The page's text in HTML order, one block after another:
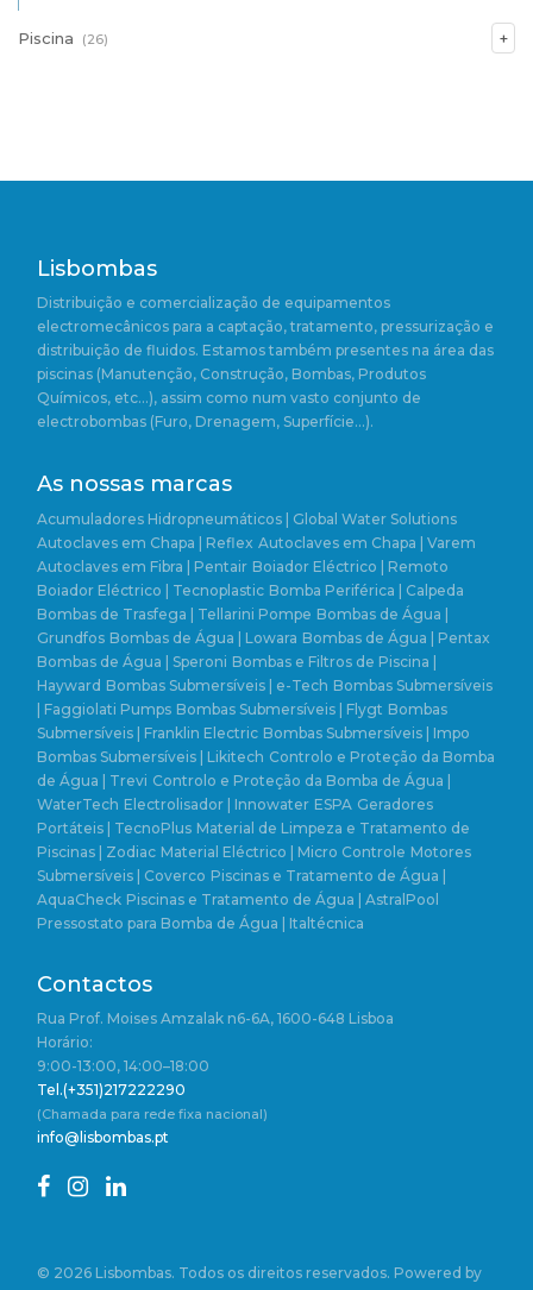
Piscina (26)
Lisbombas
Distribuição e comercialização de equipamentos
electromecânicos para a captação, tratamento, pressurização e
distribuição de fluidos. Estamos também presentes na área das
piscinas (Manutenção, Construção, Bombas, Produtos
Químicos, etc…), assim como num vasto conjunto de
electrobombas (Furo, Drenagem, Superfície…).
As nossas marcas
Acumuladores Hidropneumáticos | Global Water Solutions
Autoclaves em Chapa | Reflex Autoclaves em Chapa | Varem
Autoclaves em Fibra | Pentair Boiador Eléctrico | Remoto
Boiador Eléctrico | Tecnoplastic Bomba Periférica | Calpeda
Bombas de Trasfega | Tellarini Pompe Bombas de Água |
Grundfos Bombas de Água | Lowara Bombas de Água | Pentax
Bombas de Água | Speroni Bombas e Filtros de Piscina |
Hayward Bombas Submersíveis | e-Tech Bombas Submersíveis
| Faggiolati Pumps Bombas Submersíveis | Flygt Bombas
Submersíveis | Franklin Electric Bombas Submersíveis | Impo
Bombas Submersíveis | Likitech Controlo e Proteção da Bomba
de Água | Trevi Controlo e Proteção da Bomba de Água |
WaterTech Electrolisador | Innowater ESPA Geradores
Portáteis | TecnoPlus Material de Limpeza e Tratamento de
Piscinas | Zodiac Material Eléctrico | Micro Controle Motores
Submersíveis | Coverco Piscinas e Tratamento de Água |
AquaCheck Piscinas e Tratamento de Água | AstralPool
Pressostato para Bomba de Água | Italtécnica
Contactos
Rua Prof. Moises Amzalak n6-6A, 1600-648 Lisboa
Horário:
9:00-13:00, 14:00–18:00
Tel.(+351)217222290
(Chamada para rede fixa nacional)
info@lisbombas.pt
© 2026 Lisbombas. Todos os direitos reservados. Powered by